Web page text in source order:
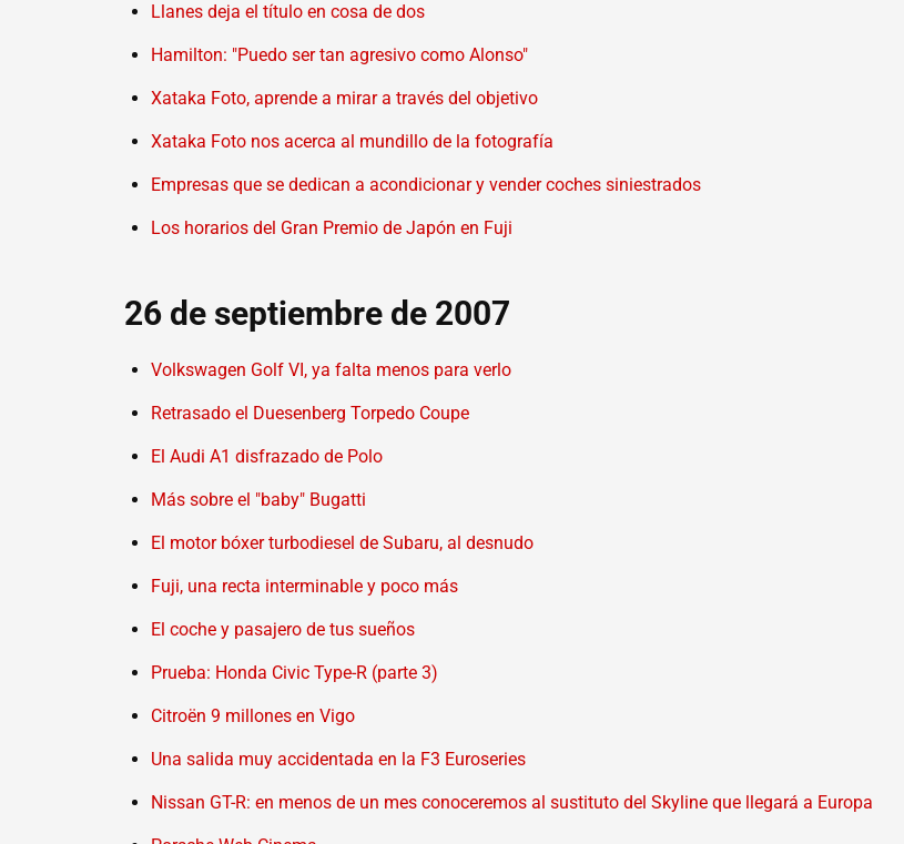
Llanes deja el título en cosa de dos
Hamilton: "Puedo ser tan agresivo como Alonso"
Xataka Foto, aprende a mirar a través del objetivo
Xataka Foto nos acerca al mundillo de la fotografía
Empresas que se dedican a acondicionar y vender coches siniestrados
Los horarios del Gran Premio de Japón en Fuji
26 de septiembre de 2007
Volkswagen Golf VI, ya falta menos para verlo
Retrasado el Duesenberg Torpedo Coupe
El Audi A1 disfrazado de Polo
Más sobre el "baby" Bugatti
El motor bóxer turbodiesel de Subaru, al desnudo
Fuji, una recta interminable y poco más
El coche y pasajero de tus sueños
Prueba: Honda Civic Type-R (parte 3)
Citroën 9 millones en Vigo
Una salida muy accidentada en la F3 Euroseries
Nissan GT-R: en menos de un mes conoceremos al sustituto del Skyline que llegará a Europa